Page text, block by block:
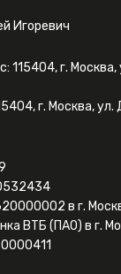
Игоревич
115404, г. Москва,
г. Москва, ул.
в г.
ВТБ (ПАО) в г.